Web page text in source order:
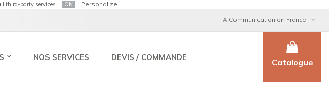
third-party services OK Personalize
T.A Communication en France
NOS SERVICES DEVIS / COMMANDE Catalogue